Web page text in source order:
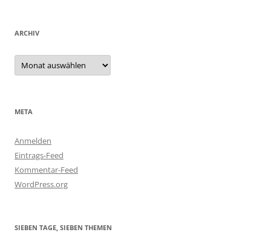
ARCHIV
Archiv
META
Anmelden
Eintrags-Feed
Kommentar-Feed
WordPress.org
SIEBEN TAGE, SIEBEN THEMEN